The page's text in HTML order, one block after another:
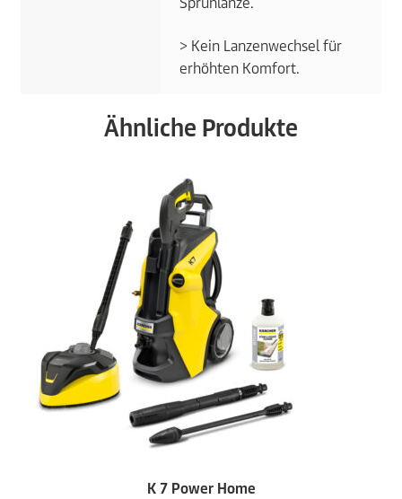
> Kein Lanzenwechsel für
erhöhten Komfort.
Ähnliche Produkte
K 7 Power Home